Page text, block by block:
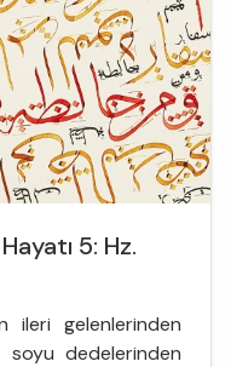
5: Hz.
ileri gelenlerinden
soyu dedelerinden